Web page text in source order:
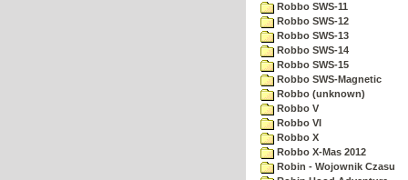
Robbo SWS-11
Robbo SWS-12
Robbo SWS-13
Robbo SWS-14
Robbo SWS-15
Robbo SWS-Magnetic
Robbo (unknown)
Robbo V
Robbo VI
Robbo X
Robbo X-Mas 2012
Robin - Wojownik Czasu